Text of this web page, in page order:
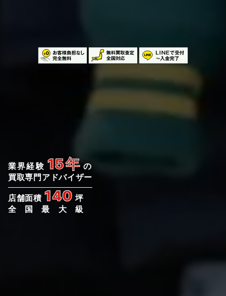
業界経験 15年 の
買取専門アドバイザー
店舗面積 140 坪
全国最大級